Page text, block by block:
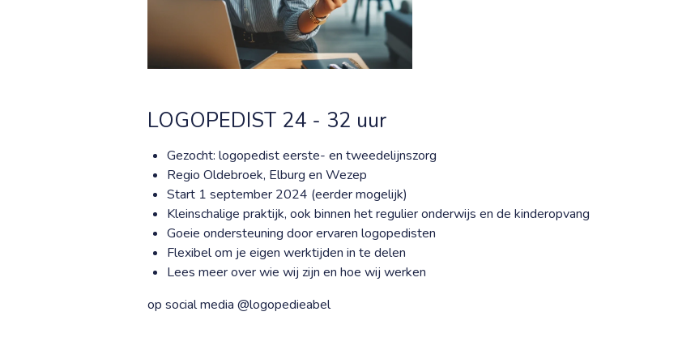
LOGOPEDIST 24 - 32 uur
Gezocht: logopedist eerste- en tweedelijnszorg
Regio Oldebroek, Elburg en Wezep
Start 1 september 2024 (eerder mogelijk)
Kleinschalige praktijk, ook binnen het regulier onderwijs en de kinderopvang
Goeie ondersteuning door ervaren logopedisten
Flexibel om je eigen werktijden in te delen
Lees meer over wie wij zijn en hoe wij werken
op social media @logopedieabel